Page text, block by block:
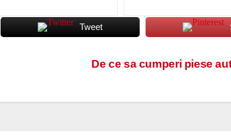
Tweet
De ce sa cumperi piese